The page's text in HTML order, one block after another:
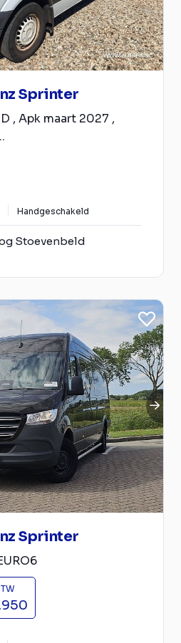
Sprinter
, Apk maart 2027 ,
Handgeschakeld
Stoevenbeld
Sprinter